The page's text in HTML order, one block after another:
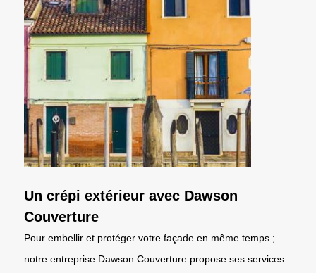
Un crépi extérieur avec Dawson
Couverture
Pour embellir et protéger votre façade en même temps ;
notre entreprise Dawson Couverture propose ses services